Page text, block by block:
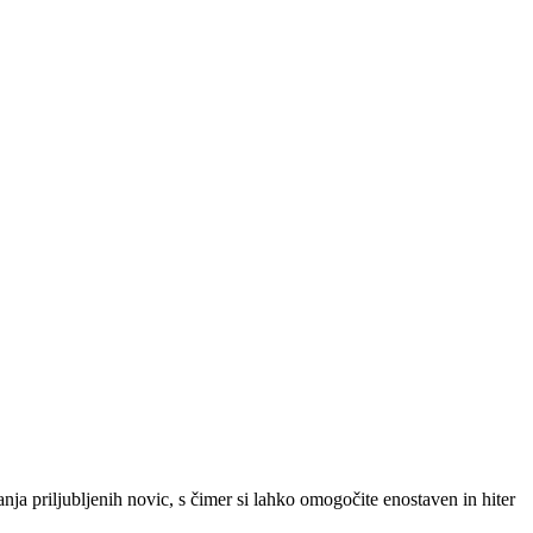
priljubljenih novic, s čimer si lahko omogočite enostaven in hiter